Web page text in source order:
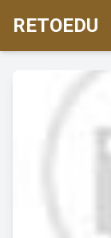
RETOEDU